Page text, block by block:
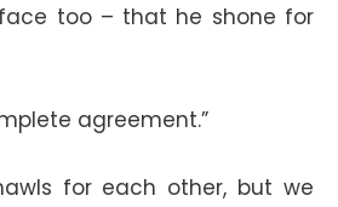
too – that he shone for
agreement.”
for each other, but we